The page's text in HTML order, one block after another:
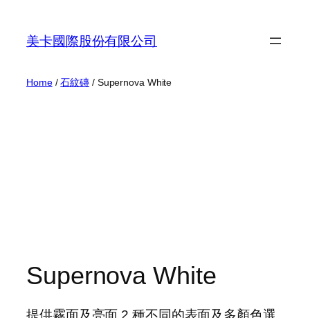
content
美卡國際股份有限公司
Home/石紋磚 / Supernova White
Supernova White